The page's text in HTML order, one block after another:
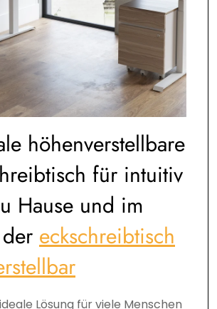
höhenverstellbare
für intuitiv
Hause und im
eckschreibtisch
Lösung für viele Menschen